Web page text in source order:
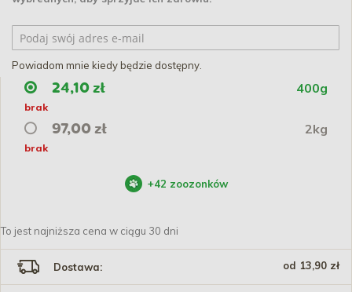
Powiadom mnie kiedy będzie dostępny.
24,10 zł 400g
brak
97,00 zł 2kg
brak
+42 zoozonków
To jest najniższa cena w ciągu 30 dni
Dostawa: od 13,90 zł